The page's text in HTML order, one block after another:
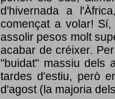
d'hivernada a
començat a volar!
assolir pesos molt
acabar de créixer.
"buidat" massiu dels
tardes d'estiu, però
d'agost (la majoria